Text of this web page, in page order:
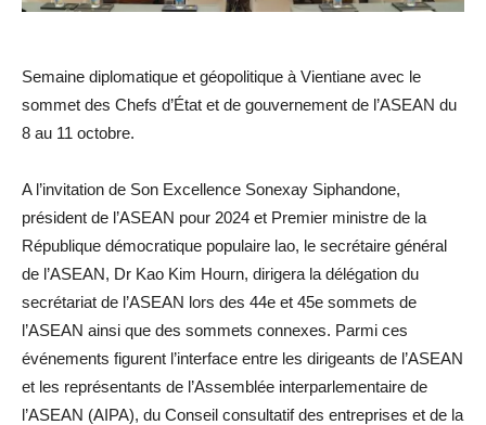
Semaine diplomatique et géopolitique à Vientiane avec le
sommet des Chefs d’État et de gouvernement de l’ASEAN du
8 au 11 octobre.
A l’invitation de Son Excellence Sonexay Siphandone,
président de l’ASEAN pour 2024 et Premier ministre de la
République démocratique populaire lao, le secrétaire général
de l’ASEAN, Dr Kao Kim Hourn, dirigera la délégation du
secrétariat de l’ASEAN lors des 44e et 45e sommets de
l’ASEAN ainsi que des sommets connexes. Parmi ces
événements figurent l’interface entre les dirigeants de l’ASEAN
et les représentants de l’Assemblée interparlementaire de
l’ASEAN (AIPA), du Conseil consultatif des entreprises et de la